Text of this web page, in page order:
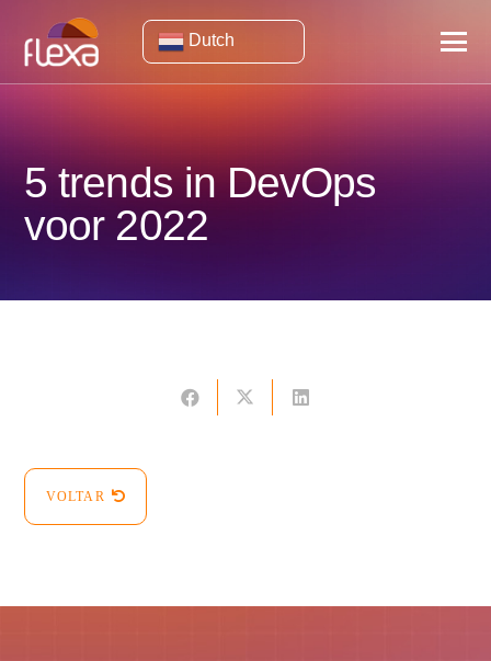
Dutch
5 trends in DevOps
voor 2022
VOLTAR